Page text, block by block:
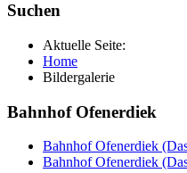
Suchen
Aktuelle Seite:
Home
Bildergalerie
Bahnhof Ofenerdiek
Bahnhof Ofenerdiek
Bahnhof Ofenerdiek